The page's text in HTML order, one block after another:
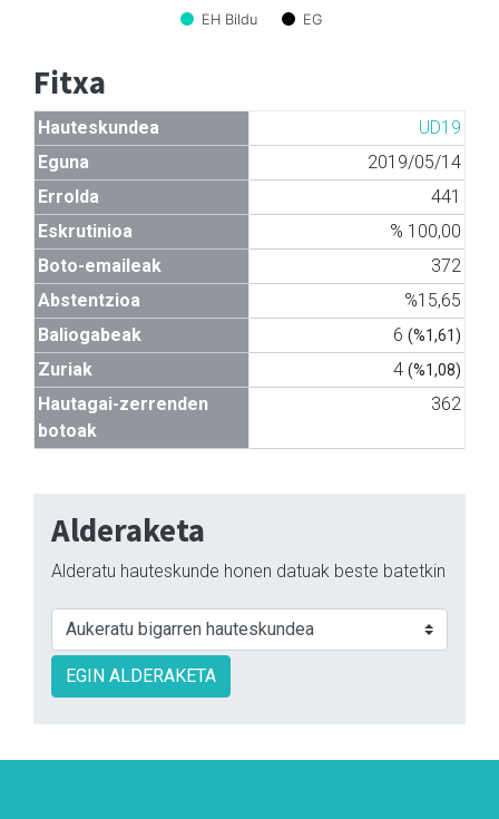
EH Bildu EG
Fitxa
Hauteskundea
UD19
Eguna
2019/05/14
Errolda
441
Eskrutinioa
% 100,00
Boto-emaileak
372
Abstentzioa
%15,65
Baliogabeak
6 (%1,61)
Zuriak 4 (%1,08)
Hautagai-zerrenden
botoak
362
Alderaketa
Alderatu hauteskunde honen datuak beste batetkin
EGIN ALDERAKETA